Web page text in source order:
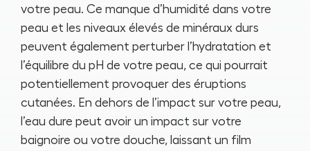
votre peau. Ce manque d’humidité dans votre
peau et les niveaux élevés de minéraux durs
peuvent également perturber l’hydratation et
l’équilibre du pH de votre peau, ce qui pourrait
potentiellement provoquer des éruptions
cutanées. En dehors de l’impact sur votre peau,
l’eau dure peut avoir un impact sur votre
baignoire ou votre douche, laissant un film